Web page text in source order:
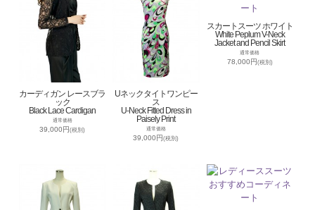
カーディガン レースブラ
ック
Black Lace Cardigan
通常価格
39,000円(税別)
Uネックタイトワンピー
ス
U-Neck Fitted Dress in
Paisely Print
通常価格
39,000円(税別)
スカートスーツ ホワイト
White Peplum V-Neck
Jacket and Pencil Skirt
通常価格
78,000円(税別)